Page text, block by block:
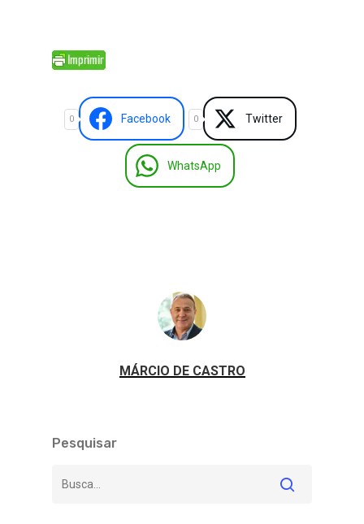
0 Facebook 0 Twitter
WhatsApp
MÁRCIO DE CASTRO
Pesquisar